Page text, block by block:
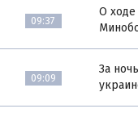
09:37
О ходе
09:09
За